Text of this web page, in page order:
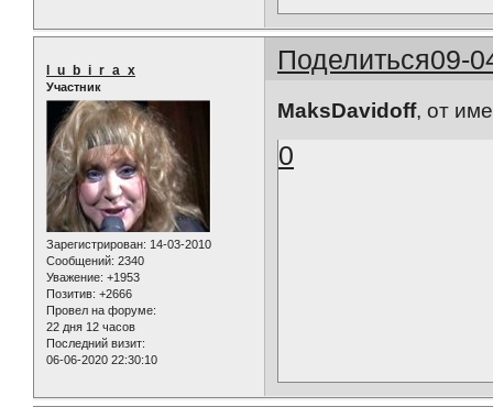
Поделиться09-
l_u_b_i_r_a_x
Участник
Зарегистрирован: 14-03-2010
Сообщений: 2340
Уважение: +1953
Позитив: +2666
Провел на форуме:
22 дня 12 часов
Последний визит:
06-06-2020 22:30:10
MaksDavidoff, от
0